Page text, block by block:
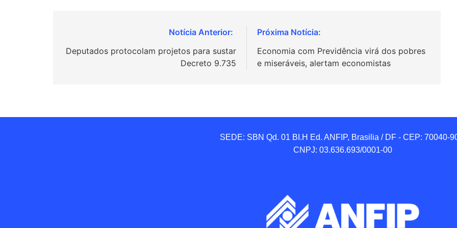
de
Deputados protocolam projetos para sustar
Decreto 9.735
Economia com Previdência virá dos pobres
e miseráveis, alertam economistas
SEDE: SBN Qd. 01 BI.H Ed. ANFIP, Brasilia / DF - CEP: 70040-
CNPJ: 03.636.693/0001-00